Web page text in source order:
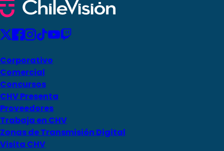
Corporativo
Comercial
Concursos
CHV Presenta
Proveedores
Trabaja en CHV
Zonas de Transmisión Digital
Visita CHV